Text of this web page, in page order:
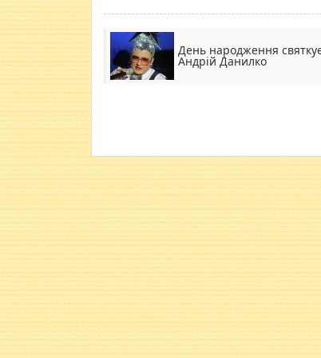
День народження
Андрій Данилко